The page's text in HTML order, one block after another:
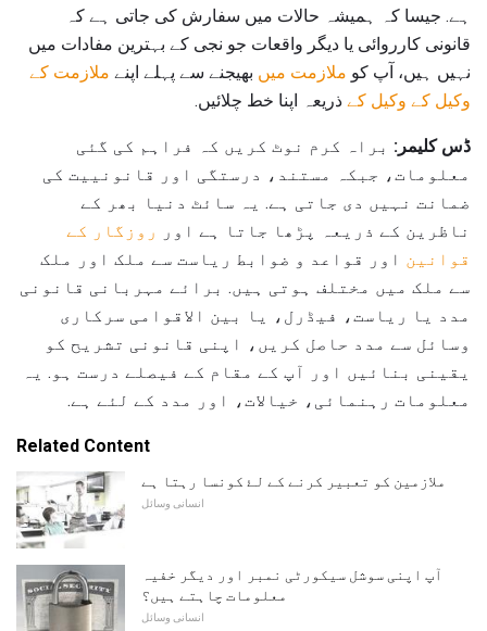
ہے. جیسا کہ ہمیشہ حالات میں سفارش کی جاتی ہے کہ
قانونی کارروائی یا دیگر واقعات جو نجی کے بہترین مفادات میں
نہیں ہیں، آپ کو ملازمت میں بھیجنے سے پہلے اپنے ملازمت کے
وکیل کے وکیل کے ذریعہ اپنا خط چلائیں.
ڈس کلیمر: براہ کرم نوٹ کریں کہ فراہم کی گئی
معلومات، جبکہ مستند، درستگی اور قانونییت کی
ضمانت نہیں دی جاتی ہے. یہ سائٹ دنیا بھر کے
ناظرین کے ذریعہ پڑھا جاتا ہے اور
روزگار کے
قوانین اور قواعد و ضوابط ریاست سے ملک اور ملک
سے ملک میں مختلف ہوتی ہیں. برائے مہربانی قانونی
مدد یا ریاست، فیڈرل، یا بین الاقوامی سرکاری
وسائل سے مدد حاصل کریں، اپنی قانونی تشریح کو
یقینی بنائیں اور آپ کے مقام کے فیصلے درست ہو. یہ
معلومات رہنمائی، خیالات، اور مدد کے لئے ہے.
Related Content
ملازمین کو تعبیر کرنے کے لۓ کونسا رہتا ہے
انسانی وسائل
آپ اپنی سوشل سیکورٹی نمبر اور دیگر خفیہ
معلومات چاہتے ہیں؟
انسانی وسائل